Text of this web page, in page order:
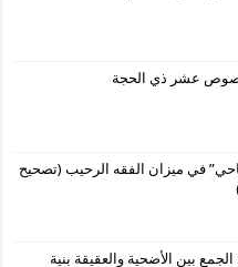
عشر ذي الحجة
في ميزان الفقه الرحيب (تصحيح
بين الأضحية والعقيقة بنية